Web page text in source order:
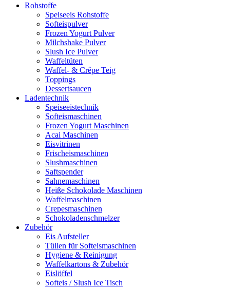
Rohstoffe
Speiseeis Rohstoffe
Softeispulver
Frozen Yogurt Pulver
Milchshake Pulver
Slush Ice Pulver
Waffeltüten
Waffel- & Crêpe Teig
Toppings
Dessertsaucen
Ladentechnik
Speiseeistechnik
Softeismaschinen
Frozen Yogurt Maschinen
Acai Maschinen
Eisvitrinen
Frischeismaschinen
Slushmaschinen
Saftspender
Sahnemaschinen
Heiße Schokolade Maschinen
Waffelmaschinen
Crepesmaschinen
Schokoladenschmelzer
Zubehör
Eis Aufsteller
Tüllen für Softeismaschinen
Hygiene & Reinigung
Waffelkartons & Zubehör
Eislöffel
Softeis / Slush Ice Tisch